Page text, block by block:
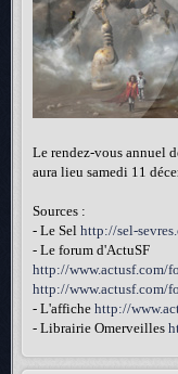
Le rendez-vous annuel
aura lieu samedi 11
Sources :
- Le Sel http://sel-
- Le forum d'ActuSF
http://www.actusf.com/
http://www.actusf.com/
- L'affiche http://
- Librairie Omerveilles